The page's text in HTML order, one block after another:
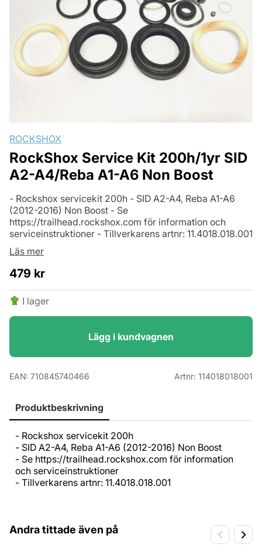
ROCKSHOX
RockShox Service Kit 200h/1yr SID
A2-A4/Reba A1-A6 Non Boost
- Rockshox servicekit 200h - SID A2-A4, Reba A1-A6
(2012-2016) Non Boost - Se
https://trailhead.rockshox.com för information och
serviceinstruktioner - Tillverkarens artnr: 11.4018.018.001
Läs mer
479 kr
I lager
Lägg i kundvagnen
EAN: 710845740466 Artnr: 114018018001
Produktbeskrivning
- Rockshox servicekit 200h
- SID A2-A4, Reba A1-A6 (2012-2016) Non Boost
- Se https://trailhead.rockshox.com för information
och serviceinstruktioner
- Tillverkarens artnr: 11.4018.018.001
Andra tittade även på